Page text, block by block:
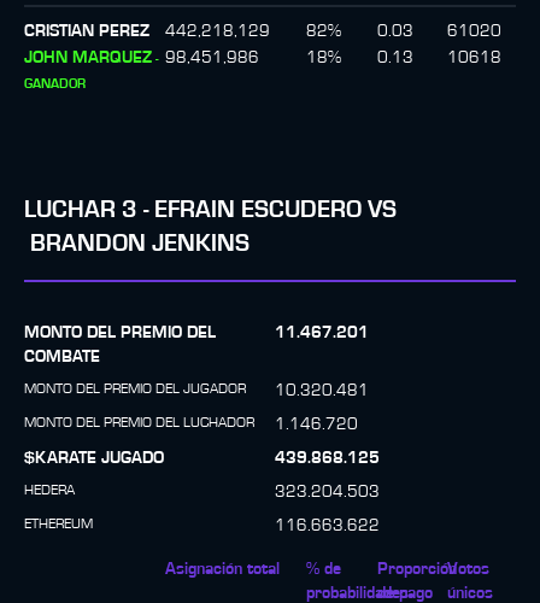
CRISTIAN PEREZ 442,218,129 82% 0.03
61020
JOHN MARQUEZ -
GANADOR
98,451,986 18% 0.13 10618
LUCHAR 3 - EFRAIN ESCUDERO VS
BRANDON JENKINS
MONTO DEL PREMIO DEL
COMBATE
11.467.201
MONTO DEL PREMIO DEL JUGADOR 10.320.481
MONTO DEL PREMIO DEL LUCHADOR
1.146.720
$KARATE JUGADO
439.868.125
HEDERA 323.204.503
ETHEREUM 116.663.622
Asignación total
% de
probabilidades
Proporción
de pago
Votos
únicos